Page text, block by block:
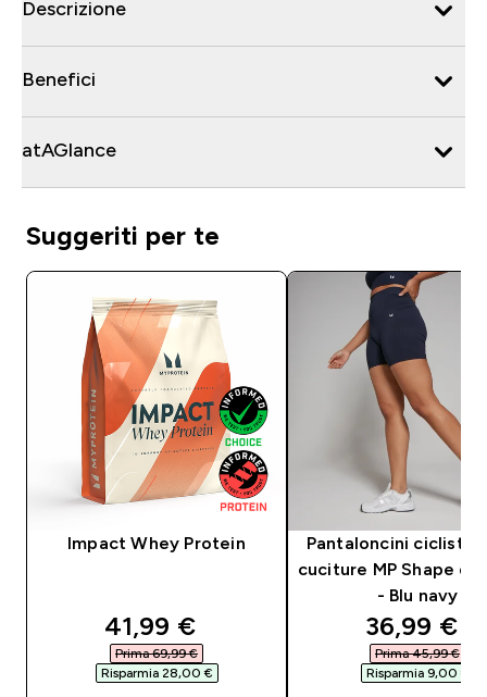
Descrizione
Benefici
atAGlance
Suggeriti per te
Impact Whey Protein
discounted price
41,99 €‎
Prima 69,99 €‎
Risparmia 28,00 €‎
Pantaloncini ciclista
cuciture MP Shape da
- Blu navy
36,99 €‎
Prima 45,99 €‎
Risparmia 9,00 €‎